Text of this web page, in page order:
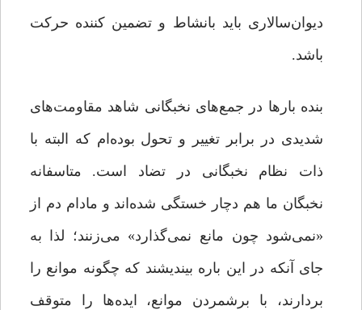
دیوان‌سالاری باید بانشاط و تضمین کننده حرکت
باشد.
بنده بارها در جمع‌های نخبگانی شاهد مقاومت‌های
شدیدی در برابر تغییر و تحول بوده‌ام که البته با
ذات نظام نخبگانی در تضاد است. متاسفانه
نخبگان ما هم دچار خستگی شده‌اند و مادام دم از
«نمی‌شود چون مانع نمی‌گذارد» می‌زنند؛ لذا به‌
جای آنکه در این باره بیندیشند که چگونه موانع را
بردارند، با برشمردن موانع، ایده‌ها را متوقف